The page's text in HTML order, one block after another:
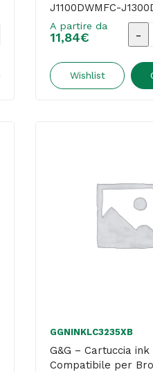
J1100DWMFC-
Magenta
A partire da
11,84€
G&G
Wishlist
GGNINKLC3235XB
G&G – Cartuccia ink
Compatibile per